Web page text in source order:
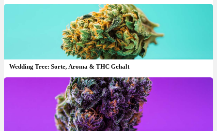
Wedding Tree: Sorte, Aroma & THC Gehalt